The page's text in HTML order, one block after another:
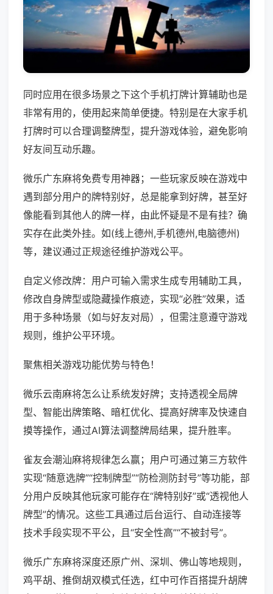
同时应用在很多场景之下这个手机打牌计算辅助也是
非常有用的，使用起来简单便捷。特别是在大家手机
打牌时可以合理调整牌型，提升游戏体验，避免影响
好友间互动乐趣。
微乐广东麻将免费专用神器；一些玩家反映在游戏中
遇到部分用户的牌特别好，总是能拿到好牌，甚至好
像能看到其他人的牌一样，由此怀疑是不是有挂？确
实存在此类外挂。如(线上德州,手机德州,电脑德州)
等，建议通过正规途径维护游戏公平。
自定义修改牌：用户可输入需求生成专用辅助工具，
修改自身牌型或隐藏操作痕迹，实现“必胜”效果，适
用于多种场景（如与好友对局），但需注意遵守游戏
规则，维护公平环境。
聚焦相关游戏功能优势与特色！
微乐云南麻将怎么让系统发好牌；支持透视全局牌
型、智能出牌策略、暗杠优化、提高好牌率及快速自
摸等操作，通过AI算法调整牌局结果，提升胜率。
雀友会潮汕麻将规律怎么赢；用户可通过第三方软件
实现“随意选牌”“控制牌型”“防检测防封号”等功能，部
分用户反映其他玩家可能存在“牌特别好”或“透视他人
牌型”的情况。这些工具通过后台运行、自动连接等
技术手段实现不平公，且“安全性高”“不被封号”。
微乐广东麻将深度还原广州、深圳、佛山等地规则，
鸡平胡、推倒胡双模式任选，红中可作百搭提升胡牌